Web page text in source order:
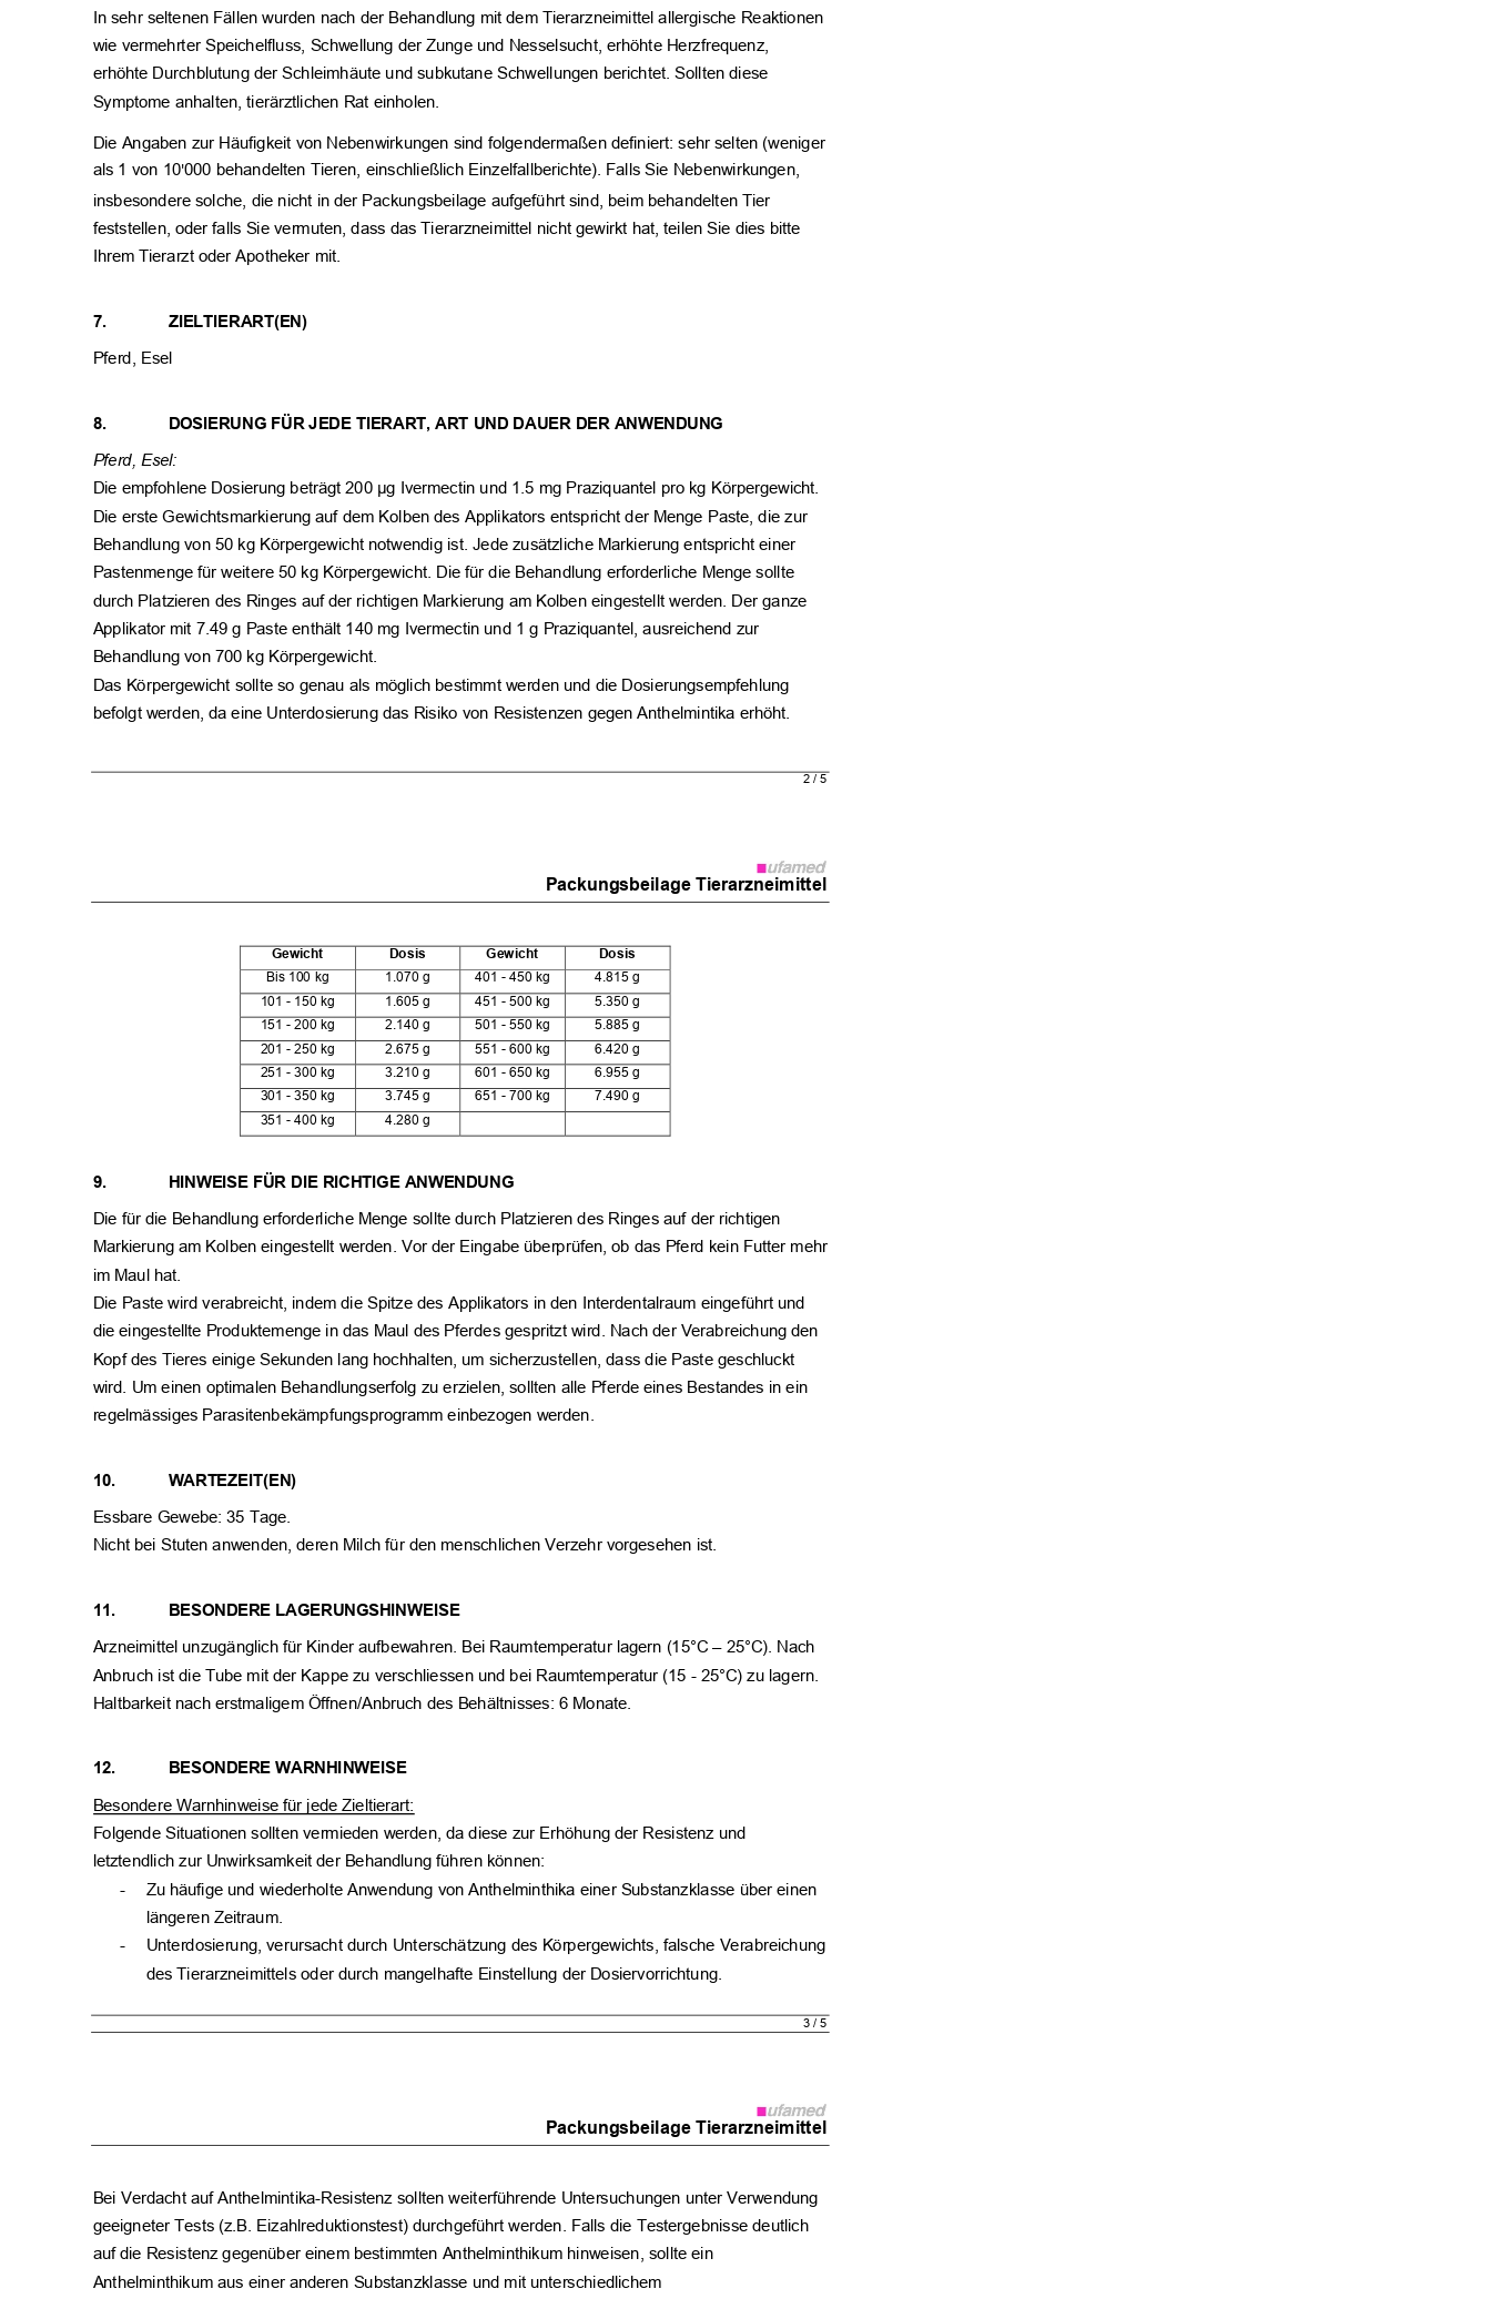
In sehr seltenen Fällen wurden nach der Behandlung mit dem Tierarzneimittel allergische Reaktionen
wie vermehrter Speichelfluss, Schwellung der Zunge und Nesselsucht, erhöhte Herzfrequenz,
erhöhte Durchblutung der Schleimhäute und subkutane Schwellungen berichtet. Sollten diese
Symptome anhalten, tierärztlichen Rat einholen.
Die Angaben zur Häufigkeit von Nebenwirkungen sind folgendermaßen definiert: sehr selten (weniger
als 1 von 10'000 behandelten Tieren, einschließlich Einzelfallberichte). Falls Sie Nebenwirkungen,
insbesondere solche, die nicht in der Packungsbeilage aufgeführt sind, beim behandelten Tier
feststellen, oder falls Sie vermuten, dass das Tierarzneimittel nicht gewirkt hat, teilen Sie dies bitte
Ihrem Tierarzt oder Apotheker mit.
7. ZIELTIERART(EN)
Pferd, Esel
8. DOSIERUNG FÜR JEDE TIERART, ART UND DAUER DER ANWENDUNG
Pferd, Esel:
Die empfohlene Dosierung beträgt 200 µg Ivermectin und 1.5 mg Praziquantel pro kg Körpergewicht.
Die erste Gewichtsmarkierung auf dem Kolben des Applikators entspricht der Menge Paste, die zur
Behandlung von 50 kg Körpergewicht notwendig ist. Jede zusätzliche Markierung entspricht einer
Pastenmenge für weitere 50 kg Körpergewicht. Die für die Behandlung erforderliche Menge sollte
durch Platzieren des Ringes auf der richtigen Markierung am Kolben eingestellt werden. Der ganze
Applikator mit 7.49 g Paste enthält 140 mg Ivermectin und 1 g Praziquantel, ausreichend zur
Behandlung von 700 kg Körpergewicht.
Das Körpergewicht sollte so genau als möglich bestimmt werden und die Dosierungsempfehlung
befolgt werden, da eine Unterdosierung das Risiko von Resistenzen gegen Anthelmintika erhöht.
2 / 5
Packungsbeilage Tierarzneimittel
Gewicht Dosis
1.070 g
1.605 g
2.140 g
2.675 g
3.210 g
3.745 g
4.280 g
Gewicht Dosis
Bis 100 kg
401 - 450 kg
451 - 500 kg
501 - 550 kg
551 - 600 kg
601 - 650 kg
651 - 700 kg
4.815 g
5.350 g
5.885 g
6.420 g
6.955 g
7.490 g
101 - 150 kg
151 - 200 kg
201 - 250 kg
251 - 300 kg
301 - 350 kg
351 - 400 kg
9. HINWEISE FÜR DIE RICHTIGE ANWENDUNG
Die für die Behandlung erforderliche Menge sollte durch Platzieren des Ringes auf der richtigen
Markierung am Kolben eingestellt werden. Vor der Eingabe überprüfen, ob das Pferd kein Futter mehr
im Maul hat.
Die Paste wird verabreicht, indem die Spitze des Applikators in den Interdentalraum eingeführt und
die eingestellte Produktemenge in das Maul des Pferdes gespritzt wird. Nach der Verabreichung den
Kopf des Tieres einige Sekunden lang hochhalten, um sicherzustellen, dass die Paste geschluckt
wird. Um einen optimalen Behandlungserfolg zu erzielen, sollten alle Pferde eines Bestandes in ein
regelmässiges Parasitenbekämpfungsprogramm einbezogen werden.
10. WARTEZEIT(EN)
Essbare Gewebe: 35 Tage.
Nicht bei Stuten anwenden, deren Milch für den menschlichen Verzehr vorgesehen ist.
11. BESONDERE LAGERUNGSHINWEISE
Arzneimittel unzugänglich für Kinder aufbewahren. Bei Raumtemperatur lagern (15°C– 25°C). Nach
Anbruch ist die Tube mit der Kappe zu verschliessen und bei Raumtemperatur (15 - 25°C) zu lagern.
Haltbarkeit nach erstmaligem Öffnen/Anbruch des Behältnisses: 6 Monate.
12. BESONDERE WARNHINWEISE
Besondere Warnhinweise für jede Zieltierart:
Folgende Situationen sollten vermieden werden, da diese zur Erhöhung der Resistenz und
letztendlich zur Unwirksamkeit der Behandlung führen können:
-
Zu häufige und wiederholte Anwendung von Anthelminthika einer Substanzklasse über einen
längeren Zeitraum.
-
Unterdosierung, verursacht durch Unterschätzung des Körpergewichts, falsche Verabreichung
des Tierarzneimittels oder durch mangelhafte Einstellung der Dosiervorrichtung.
3 / 5
Packungsbeilage Tierarzneimittel
Bei Verdacht auf Anthelmintika-Resistenz sollten weiterführende Untersuchungen unter Verwendung
geeigneter Tests (z.B. Eizahlreduktionstest) durchgeführt werden. Falls die Testergebnisse deutlich
auf die Resistenz gegenüber einem bestimmten Anthelminthikum hinweisen, sollte ein
Anthelminthikum aus einer anderen Substanzklasse und mit unterschiedlichem